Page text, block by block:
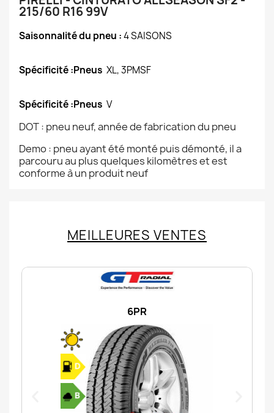
215/60 R16 99V
Saisonnalité du pneu :4 SAISONS
Spécificité :Pneus XL, 3PMSF
Spécificité :Pneus V
DOT : pneu neuf, année de fabrication du pneu
Demo : pneu ayant été monté puis démonté, il a
parcouru au plus quelques kilomètres et est
conforme à un produit neuf
MEILLEURES VENTES
6PR